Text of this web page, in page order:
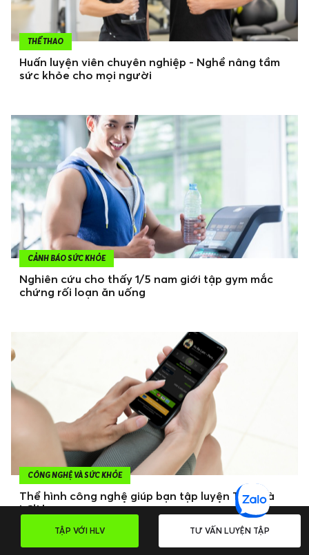
THỂ THAO
Huấn luyện viên chuyên nghiệp - Nghề nâng tầm
sức khỏe cho mọi người
CẢNH BÁO SỨC KHỎE
Nghiên cứu cho thấy 1/5 nam giới tập gym mắc
chứng rối loạn ăn uống
CÔNG NGHỆ VÀ SỨC KHỎE
Thể hình công nghệ giúp bạn tập luyện TIỆN và
LỢI hơn
TẬP VỚI HLV TƯ VẤN LUYỆN TẬP